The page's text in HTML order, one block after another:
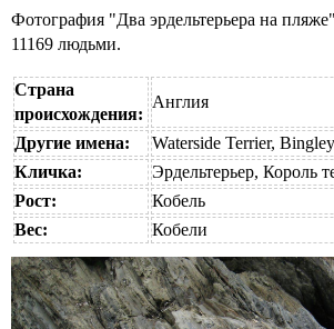
Фотография "Два эрдельтерьера на
11169 людьми.
Страна
происхождения:
Англия
Другие имена:
Waterside Terrier,
Кличка:
Эрдельтерьер, Король
Рост:
Кобель
Вес:
Кобели